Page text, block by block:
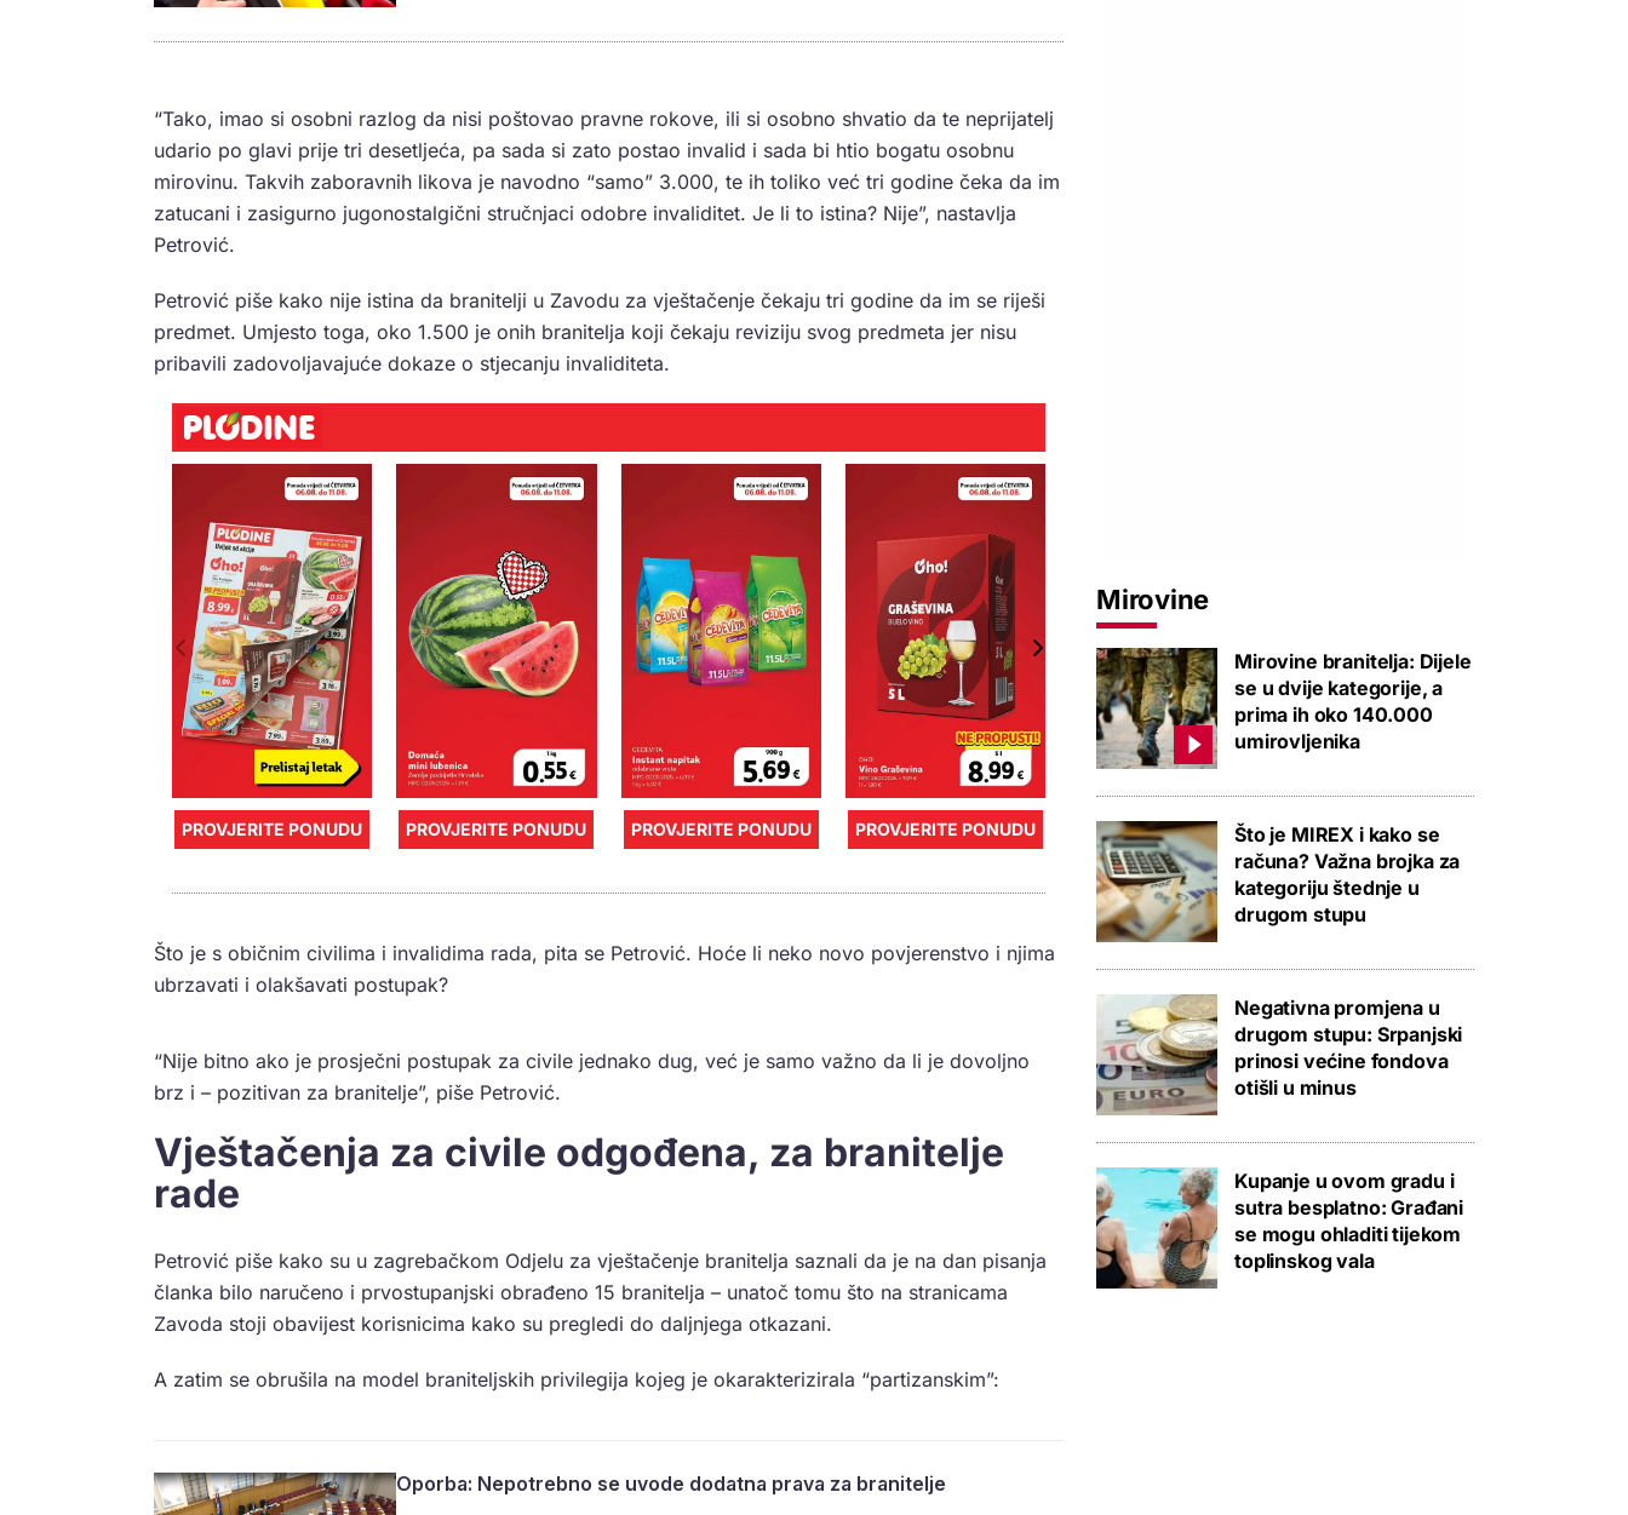
“Tako, imao si osobni razlog da nisi poštovao pravne rokove, ili si osobno shvatio da te neprijatelj
udario po glavi prije tri desetljeća, pa sada si zato postao invalid i sada bi htio bogatu osobnu
mirovinu. Takvih zaboravnih likova je navodno “samo” 3.000, te ih toliko već tri godine čeka da im
zatucani i zasigurno jugonostalgični stručnjaci odobre invaliditet. Je li to istina? Nije”, nastavlja
Petrović.
Petrović piše kako nije istina da branitelji u Zavodu za vještačenje čekaju tri godine da im se riješi
predmet. Umjesto toga, oko 1.500 je onih branitelja koji čekaju reviziju svog predmeta jer nisu
pribavili zadovoljavajuće dokaze o stjecanju invaliditeta.
PROVJERITE PONUDU PROVJERITE PONUDU PROVJERITE PONUDU PROVJERITE PONUDU PROVJERITE PONUDU PROVJERITE PONUDU
Što je s običnim civilima i invalidima rada, pita se Petrović. Hoće li neko novo povjerenstvo i njima
ubrzavati i olakšavati postupak?
“Nije bitno ako je prosječni postupak za civile jednako dug, već je samo važno da li je dovoljno
brz i – pozitivan za branitelje”, piše Petrović.
Vještačenja za civile odgođena, za branitelje
rade
Petrović piše kako su u zagrebačkom Odjelu za vještačenje branitelja saznali da je na dan pisanja
članka bilo naručeno i prvostupanjski obrađeno 15 branitelja – unatoč tomu što na stranicama
Zavoda stoji obavijest korisnicima kako su pregledi do daljnjega otkazani.
A zatim se obrušila na model braniteljskih privilegija kojeg je okarakterizirala “partizanskim”:
Oporba: Nepotrebno se uvode dodatna prava za branitelje
Mirovine
Mirovine branitelja: Dijele
se u dvije kategorije, a
prima ih oko 140.000
umirovljenika
Što je MIREX i kako se
računa? Važna brojka za
kategoriju štednje u
drugom stupu
Negativna promjena u
drugom stupu: Srpanjski
prinosi većine fondova
otišli u minus
Kupanje u ovom gradu i
sutra besplatno: Građani
se mogu ohladiti tijekom
toplinskog vala